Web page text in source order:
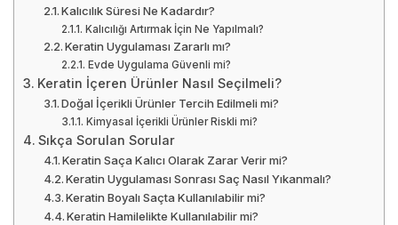
Kalıcılık Süresi Ne Kadardır?
Kalıcılığı Artırmak İçin Ne Yapılmalı?
Keratin Uygulaması Zararlı mı?
Evde Uygulama Güvenli mi?
Keratin İçeren Ürünler Nasıl Seçilmeli?
Doğal İçerikli Ürünler Tercih Edilmeli mi?
Kimyasal İçerikli Ürünler Riskli mi?
Sıkça Sorulan Sorular
Keratin Saça Kalıcı Olarak Zarar Verir mi?
Keratin Uygulaması Sonrası Saç Nasıl Yıkanmalı?
Keratin Boyalı Saçta Kullanılabilir mi?
Keratin Hamilelikte Kullanılabilir mi?